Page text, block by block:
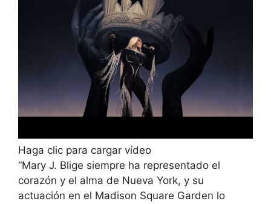
Haga clic para cargar vídeo
“Mary J. Blige siempre ha representado el
corazón y el alma de Nueva York, y su
actuación en el Madison Square Garden lo